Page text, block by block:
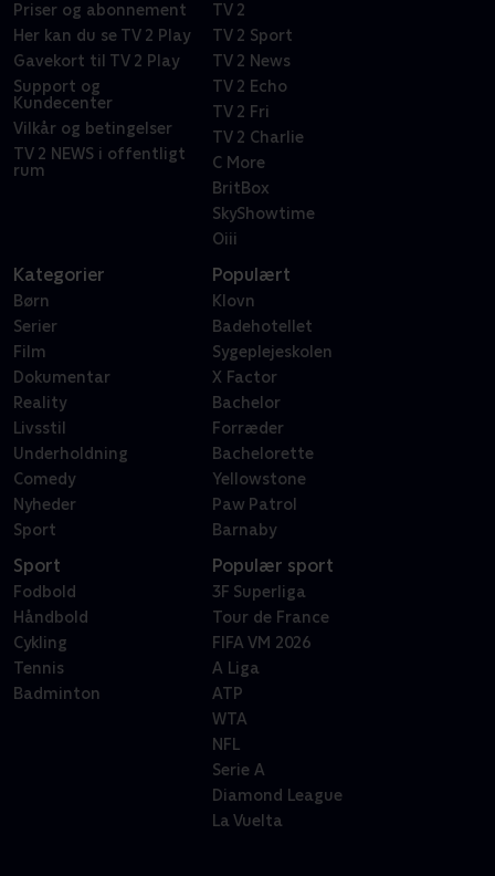
Priser og abonnement
Her kan du se TV 2 Play
Gavekort til TV 2 Play
Support og
Kundecenter
Vilkår og betingelser
TV 2 NEWS i offentligt
rum
TV 2
TV 2 Sport
TV 2 News
TV 2 Echo
TV 2 Fri
TV 2 Charlie
C More
BritBox
SkyShowtime
Oiii
Kategorier
Børn
Serier
Film
Dokumentar
Reality
Livsstil
Underholdning
Comedy
Nyheder
Sport
Populært
Klovn
Badehotellet
Sygeplejeskolen
X Factor
Bachelor
Forræder
Bachelorette
Yellowstone
Paw Patrol
Barnaby
Sport
Fodbold
Håndbold
Cykling
Tennis
Badminton
Populær sport
3F Superliga
Tour de France
FIFA VM 2026
A Liga
ATP
WTA
NFL
Serie A
Diamond League
La Vuelta